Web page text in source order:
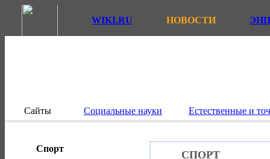
WIKI.RU НОВОСТИ
Сайты Социальные науки Естественные и
Спорт
СПОРТ